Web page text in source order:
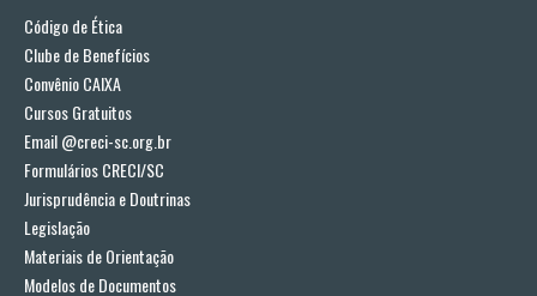
Código de Ética
Clube de Benefícios
Convênio CAIXA
Cursos Gratuitos
Email @creci-sc.org.br
Formulários CRECI/SC
Jurisprudência e Doutrinas
Legislação
Materiais de Orientação
Modelos de Documentos